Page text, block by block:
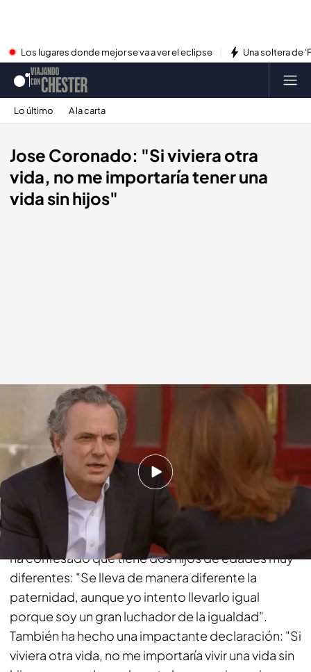
Los lugares donde mejor se va a ver el eclipse Una soltera de
Lo último A la carta
Jose Coronado: "Si viviera otra
vida, no me importaría tener una
vida sin hijos"
cuatro.com
12 ABR 2015 - 23:55h.
Compartir
Jose Coronado ha recordado
el difícil momento
que vivió en Planeta Calleja
ha confesado que tiene dos hijos de edades muy
diferentes: "Se lleva de manera diferente la
paternidad, aunque yo intento llevarlo igual
porque soy un gran luchador de la igualdad".
También ha hecho una impactante declaración: "Si
viviera otra vida, no me importaría vivir una vida sin